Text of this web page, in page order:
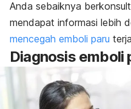
Anda sebaiknya
mendapat informasi lebih
mencegah emboli paru
Diagnosis emboli